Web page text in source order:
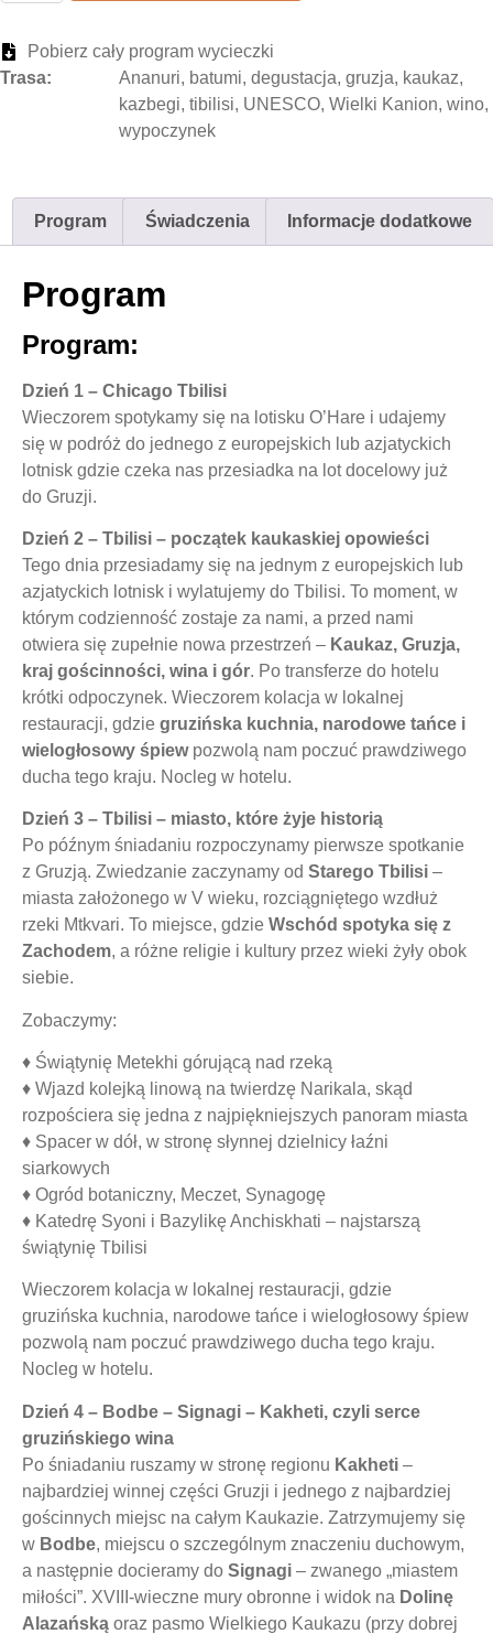
Pobierz cały program wycieczki
Trasa:
Ananuri, batumi, degustacja, gruzja, kaukaz,
kazbegi, tibilisi, UNESCO, Wielki Kanion, wino,
wypoczynek
Program Świadczenia Informacje dodatkowe
Program
Program:
Dzień 1 – Chicago Tbilisi
Wieczorem spotykamy się na lotisku O’Hare i udajemy
się w podróż do jednego z europejskich lub azjatyckich
lotnisk gdzie czeka nas przesiadka na lot docelowy już
do Gruzji.
Dzień 2 – Tbilisi – początek kaukaskiej opowieści
Tego dnia przesiadamy się na jednym z europejskich lub
azjatyckich lotnisk i wylatujemy do Tbilisi. To moment, w
którym codzienność zostaje za nami, a przed nami
otwiera się zupełnie nowa przestrzeń – Kaukaz, Gruzja,
kraj gościnności, wina i gór. Po transferze do hotelu
krótki odpoczynek. Wieczorem kolacja w lokalnej
restauracji, gdzie gruzińska kuchnia, narodowe tańce i
wielogłosowy śpiewpozwolą nam poczuć prawdziwego
ducha tego kraju. Nocleg w hotelu.
Dzień 3 – Tbilisi – miasto, które żyje historią
Po późnym śniadaniu rozpoczynamy pierwsze spotkanie
z Gruzją. Zwiedzanie zaczynamy od Starego Tbilisi –
miasta założonego w V wieku, rozciągniętego wzdłuż
rzeki Mtkvari. To miejsce, gdzie Wschód spotyka się z
Zachodem, a różne religie i kultury przez wieki żyły obok
siebie.
Zobaczymy:
♦ Świątynię Metekhi górującą nad rzeką
♦ Wjazd kolejką linową na twierdzę Narikala, skąd
rozpościera się jedna z najpiękniejszych panoram miasta
♦ Spacer w dół, w stronę słynnej dzielnicy łaźni
siarkowych
♦ Ogród botaniczny, Meczet, Synagogę
♦ Katedrę Syoni i BazylikęAnchiskhati – najstarszą
świątynię Tbilisi
Wieczorem kolacja w lokalnej restauracji, gdzie
gruzińska kuchnia, narodowe tańce i wielogłosowy śpiew
pozwolą nam poczuć prawdziwego ducha tego kraju.
Nocleg w hotelu.
Dzień 4 – Bodbe – Signagi – Kakheti, czyli serce
gruzińskiego wina
Po śniadaniu ruszamy w stronę regionu Kakheti –
najbardziej winnej części Gruzji i jednego z najbardziej
gościnnych miejsc na całym Kaukazie. Zatrzymujemy się
w Bodbe, miejscu o szczególnym znaczeniu duchowym,
a następnie docieramy do Signagi – zwanego „miastem
miłości”. XVIII-wieczne mury obronne i widok na Dolinę
Alazańską oraz pasmo Wielkiego Kaukazu (przy dobrej